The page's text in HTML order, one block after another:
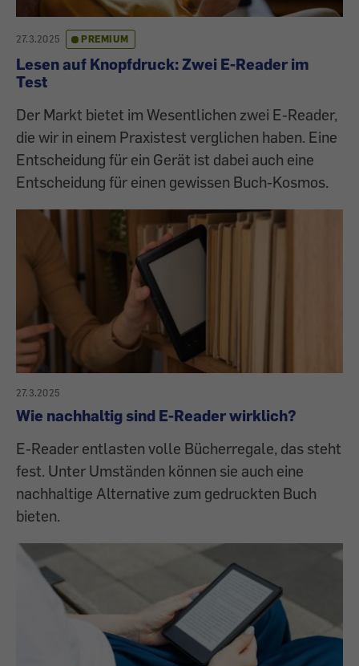
27.3.2025 PREMIUM
Lesen auf Knopfdruck: Zwei E-Reader im
Test
Der Markt bietet im Wesentlichen zwei E-Reader,
die wir in einem Praxistest verglichen haben. Eine
Entscheidung für ein Gerät ist dabei auch eine
Entscheidung für einen gewissen Buch-Kosmos.
27.3.2025
Wie nachhaltig sind E-Reader wirklich?
E-Reader entlasten volle Bücherregale, das steht
fest. Unter Umständen können sie auch eine
nachhaltige Alternative zum gedruckten Buch
bieten.